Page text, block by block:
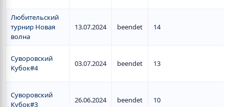
Любительский
турнир Новая
волна
13.07.2024 beendet 14
Суворовский
Кубок#4
03.07.2024 beendet 13
Суворовский
Кубок#3
26.06.2024 beendet 10